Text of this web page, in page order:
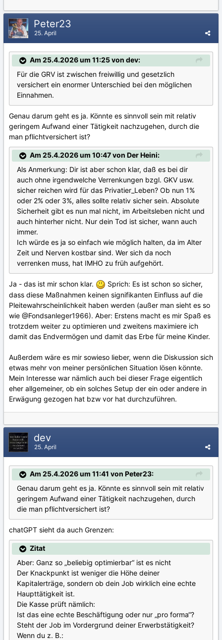
Peter23
25. April
Am 25.4.2026 um 11:25 von dev:
Für die GRV ist zwischen freiwillig und gesetzlich
versichert ein enormer Unterschied bei den möglichen
Einnahmen.
Genau darum geht es ja. Könnte es sinnvoll sein mit relativ
geringem Aufwand einer Tätigkeit nachzugehen, durch die
man pflichtversichert ist?
Am 25.4.2026 um 10:47 von Der Heini:
Als Anmerkung: Dir ist aber schon klar, daß es bei dir
auch ohne irgendwelche Verrenkungen bzgl. GKV usw.
sicher reichen wird für das Privatier_Leben? Ob nun 1%
oder 2% oder 3%, alles sollte relativ sicher sein. Absolute
Sicherheit gibt es nun mal nicht, im Arbeitsleben nicht und
auch hinterher nicht. Nur dein Tod ist sicher, wann auch
immer.
Ich würde es ja so einfach wie möglich halten, da im Alter
Zeit und Nerven kostbar sind. Wer sich da noch
verrenken muss, hat IMHO zu früh aufgehört.
Ja - das ist mir schon klar. Sprich: Es ist schon so sicher,
dass diese Maßnahmen keinen signifikanten Einfluss auf die
Pleitewahrscheinlichkeit haben werden (außer man sieht es so
wie @Fondsanleger1966). Aber: Erstens macht es mir Spaß es
trotzdem weiter zu optimieren und zweitens maximiere ich
damit das Endvermögen und damit das Erbe für meine Kinder.
Außerdem wäre es mir sowieso lieber, wenn die Diskussion sich
etwas mehr von meiner persönlichen Situation lösen könnte.
Mein Interesse war nämlich auch bei dieser Frage eigentlich
eher allgemeiner, ob ein solches Setup der ein oder andere in
Erwägung gezogen hat bzw vor hat durchzuführen.
dev
25. April
Am 25.4.2026 um 11:41 von Peter23:
Genau darum geht es ja. Könnte es sinnvoll sein mit relativ
geringem Aufwand einer Tätigkeit nachzugehen, durch
die man pflichtversichert ist?
chatGPT sieht da auch Grenzen:
Zitat
Aber: Ganz so „beliebig optimierbar“ ist es nicht
Der Knackpunkt ist weniger die Höhe deiner
Kapitalerträge, sondern ob dein Job wirklich eine echte
Haupttätigkeit ist.
Die Kasse prüft nämlich:
Ist das eine echte Beschäftigung oder nur „pro forma“?
Steht der Job im Vordergrund deiner Erwerbstätigkeit?
Wenn du z. B.: